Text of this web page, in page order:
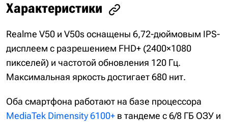
Характеристики
Realme V50 и V50s оснащены 6,72-дюймовым IPS-
дисплеем с разрешением FHD+ (2400×1080
пикселей) и частотой обновления 120 Гц.
Максимальная яркость достигает 680 нит.
Оба смартфона работают на базе процессора
MediaTek Dimensity 6100+ в тандеме с 6/8 ГБ ОЗУ и